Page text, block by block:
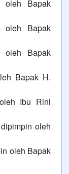
oleh Bapak
oleh Bapak
oleh Bapak
Bapak H.
Ibu Rini
oleh
oleh Bapak